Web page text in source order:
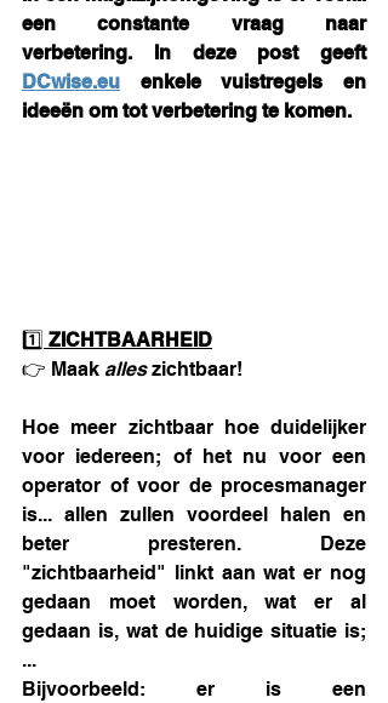
een constante vraag naar
verbetering. In deze post geeft
DCwise.eu enkele vuistregels en
ideeën om tot verbetering te komen.
1️⃣ ZICHTBAARHEID
👉 Maak alles zichtbaar!
Hoe meer zichtbaar hoe duidelijker
voor iedereen; of het nu voor een
operator of voor de procesmanager
is... allen zullen voordeel halen en
beter presteren. Deze
"zichtbaarheid" linkt aan wat er nog
gedaan moet worden, wat er al
gedaan is, wat de huidige situatie is;
...
Bijvoorbeeld: er is een